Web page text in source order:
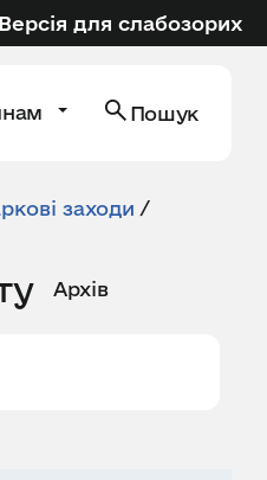
Версія для слабозорих
Пошук
заходи /
Архів